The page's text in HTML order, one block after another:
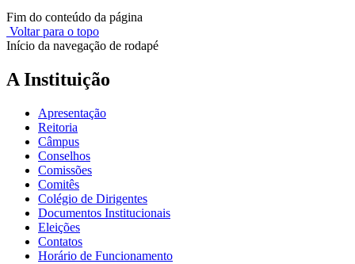
Fim do conteúdo da página
Voltar para o topo
Início da navegação de rodapé
A Instituição
Apresentação
Reitoria
Câmpus
Conselhos
Comissões
Comitês
Colégio de Dirigentes
Documentos Institucionais
Eleições
Contatos
Horário de Funcionamento